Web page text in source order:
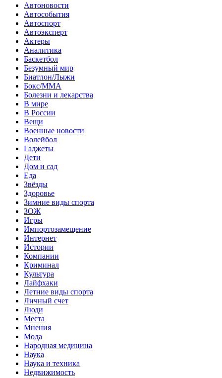
Автоновости
Автособытия
Автоспорт
Автоэксперт
Актеры
Аналитика
Баскетбол
Безумный мир
Биатлон/Лыжи
Бокс/MMA
Болезни и лекарства
В мире
В России
Вещи
Военные новости
Волейбол
Гаджеты
Дети
Дом и сад
Еда
Звёзды
Здоровье
Зимние виды спорта
ЗОЖ
Игры
Импортозамещение
Интернет
Истории
Компании
Криминал
Культура
Лайфхаки
Летние виды спорта
Личный счет
Люди
Места
Мнения
Мода
Народная медицина
Наука
Наука и техника
Недвижимость